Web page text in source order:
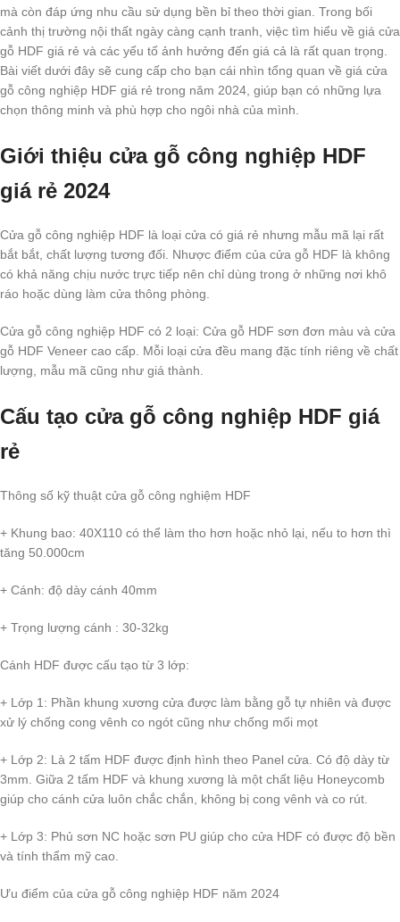
mà còn đáp ứng nhu cầu sử dụng bền bỉ theo thời gian. Trong bối
cảnh thị trường nội thất ngày càng cạnh tranh, việc tìm hiểu về giá cửa
gỗ HDF giá rẻ và các yếu tố ảnh hưởng đến giá cả là rất quan trọng.
Bài viết dưới đây sẽ cung cấp cho bạn cái nhìn tổng quan về giá cửa
gỗ công nghiệp HDF giá rẻ trong năm 2024, giúp bạn có những lựa
chọn thông minh và phù hợp cho ngôi nhà của mình.
Giới thiệu cửa gỗ công nghiệp HDF
giá rẻ 2024
Cửa gỗ công nghiệp HDF là loại cửa có giá rẻ nhưng mẫu mã lại rất
bắt bắt, chất lượng tương đối. Nhược điểm của cửa gỗ HDF là không
có khả năng chịu nước trực tiếp nên chỉ dùng trong ở những nơi khô
ráo hoặc dùng làm cửa thông phòng.
Cửa gỗ công nghiệp HDF có 2 loại: Cửa gỗ HDF sơn đơn màu và cửa
gỗ HDF Veneer cao cấp. Mỗi loại cửa đều mang đặc tính riêng về chất
lượng, mẫu mã cũng như giá thành.
Cấu tạo cửa gỗ công nghiệp HDF giá
rẻ
Thông số kỹ thuật cửa gỗ công nghiệm HDF
+ Khung bao: 40X110 có thể làm tho hơn hoặc nhỏ lại, nếu to hơn thì
tăng 50.000cm
+ Cánh: độ dày cánh 40mm
+ Trọng lượng cánh : 30-32kg
Cánh HDF được cấu tạo từ 3 lớp:
+ Lớp 1: Phần khung xương cửa được làm bằng gỗ tự nhiên và được
xử lý chống cong vênh co ngót cũng như chống mối mọt
+ Lớp 2: Là 2 tấm HDF được định hình theo Panel cửa. Có độ dày từ
3mm. Giữa 2 tấm HDF và khung xương là một chất liệu Honeycomb
giúp cho cánh cửa luôn chắc chắn, không bị cong vênh và co rút.
+ Lớp 3: Phủ sơn NC hoặc sơn PU giúp cho cửa HDF có được độ bền
và tính thẩm mỹ cao.
Ưu điểm của cửa gỗ công nghiệp HDF năm 2024